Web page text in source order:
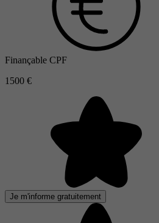
Finançable CPF
1500 €
Je m'informe gratuitement